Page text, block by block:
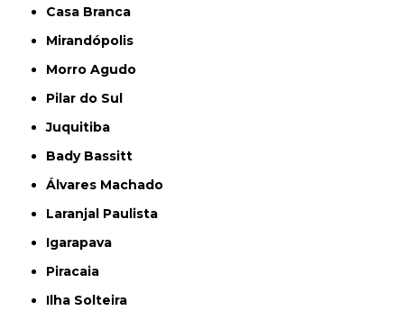
Casa Branca
Mirandópolis
Morro Agudo
Pilar do Sul
Juquitiba
Bady Bassitt
Álvares Machado
Laranjal Paulista
Igarapava
Piracaia
Ilha Solteira